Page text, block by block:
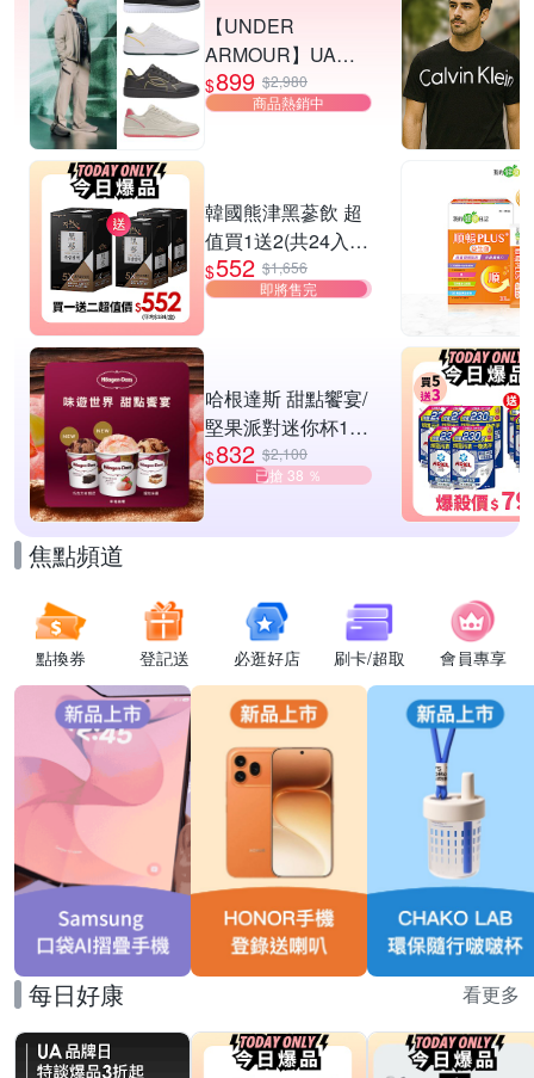
【UNDER
ARMOUR】UA
Tempo 運動休閒鞋
多款任選
$899 $2,980
商品熱銷中
韓國熊津黑蔘飲 超
值買1送2(共24入
組)
$552 $1,656
即將售完
哈根達斯 甜點饗宴/
堅果派對迷你杯16
入組 任選
$832 $2,100
已搶 38 ％
焦點頻道
點換券 登記送 必逛好店 刷卡/超取 會員專享
每日好康 看更多